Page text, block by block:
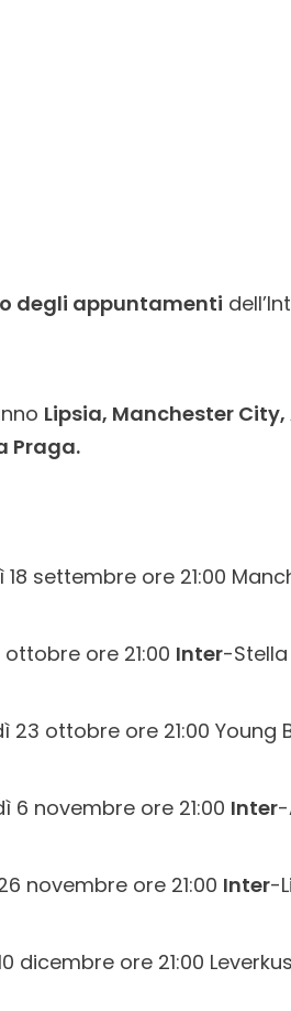
degli appuntamenti
Lipsia, Manchester City,
Praga.
18 settembre ore 21:00
ottobre ore 21:00 Inter-
23 ottobre ore 21:00 Young
6 novembre ore 21:00 Inter-
novembre ore 21:00 Inter-
dicembre ore 21:00